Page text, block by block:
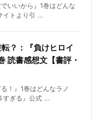
いいから』1巻はどんな
イトより引 ...
？：『負けヒロイ
読書感想文【書評・
！』1巻はどんなラノ
すぎる』公式 ...